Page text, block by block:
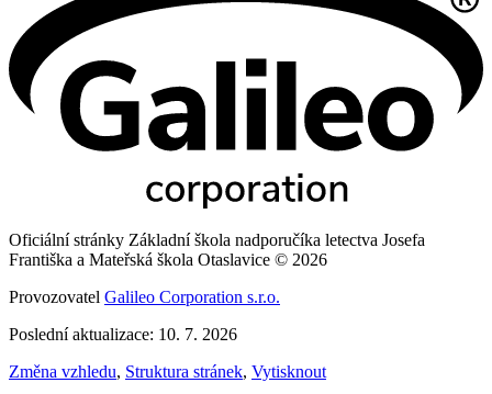
Oficiální stránky Základní škola nadporučíka letectva Josefa
Františka a Mateřská škola Otaslavice © 2026
Provozovatel Galileo Corporation s.r.o.
Poslední aktualizace: 10. 7. 2026
Změna vzhledu, Struktura stránek, Vytisknout